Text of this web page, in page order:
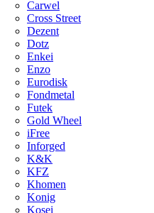
Carwel
Cross Street
Dezent
Dotz
Enkei
Enzo
Eurodisk
Fondmetal
Futek
Gold Wheel
iFree
Inforged
K&K
KFZ
Khomen
Konig
Kosei